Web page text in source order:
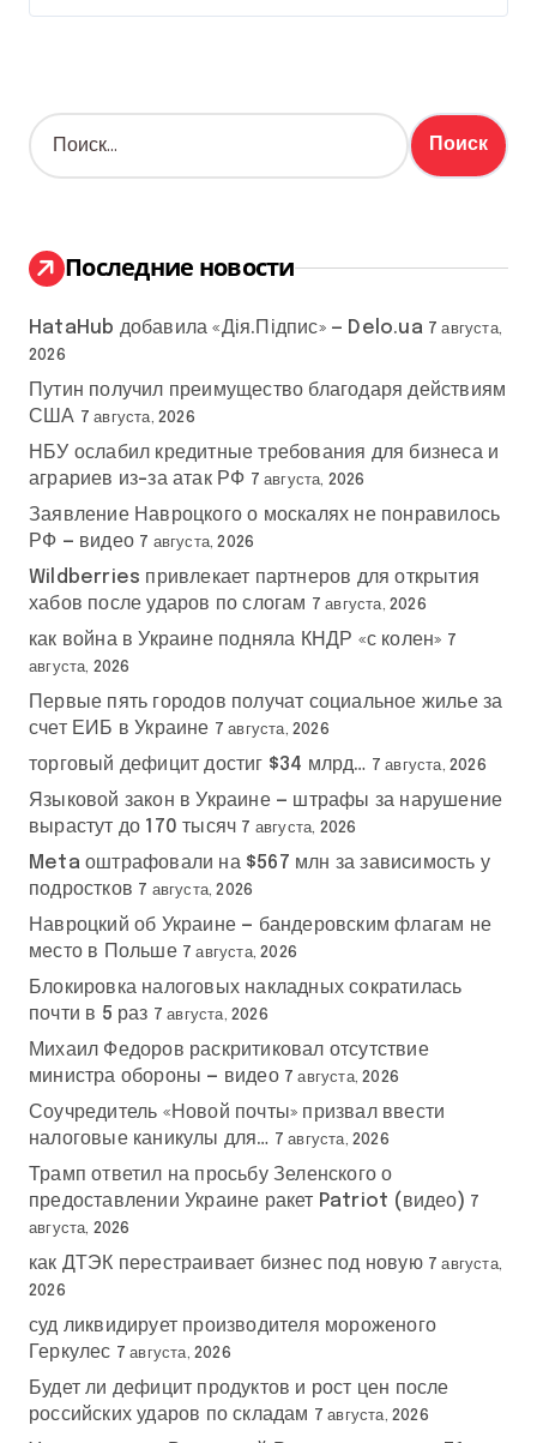
Н
а
:
Последние новости
HataHub добавила «Дія.Підпис» — Delo.ua 7 августа,
2026
Путин получил преимущество благодаря действиям
США 7 августа, 2026
НБУ ослабил кредитные требования для бизнеса и
аграриев из-за атак РФ 7 августа, 2026
Заявление Навроцкого о москалях не понравилось
РФ — видео 7 августа, 2026
Wildberries привлекает партнеров для открытия
хабов после ударов по слогам 7 августа, 2026
как война в Украине подняла КНДР «с колен» 7
августа, 2026
Первые пять городов получат социальное жилье за
счет ЕИБ в Украине 7 августа, 2026
торговый дефицит достиг $34 млрд… 7 августа, 2026
Языковой закон в Украине — штрафы за нарушение
вырастут до 170 тысяч 7 августа, 2026
Meta оштрафовали на $567 млн за зависимость у
подростков 7 августа, 2026
Навроцкий об Украине — бандеровским флагам не
место в Польше 7 августа, 2026
Блокировка налоговых накладных сократилась
почти в 5 раз 7 августа, 2026
Михаил Федоров раскритиковал отсутствие
министра обороны — видео 7 августа, 2026
Соучредитель «Новой почты» призвал ввести
налоговые каникулы для… 7 августа, 2026
Трамп ответил на просьбу Зеленского о
предоставлении Украине ракет Patriot (видео) 7
августа, 2026
как ДТЭК перестраивает бизнес под новую 7 августа,
2026
суд ликвидирует производителя мороженого
Геркулес 7 августа, 2026
Будет ли дефицит продуктов и рост цен после
российских ударов по складам 7 августа, 2026